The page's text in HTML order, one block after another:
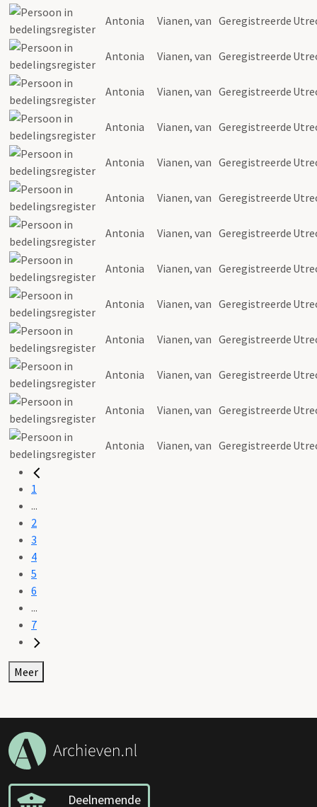
Antonia Vianen, van Geregistreerde
Antonia Vianen, van Geregistreerde
Antonia Vianen, van Geregistreerde
Antonia Vianen, van Geregistreerde
Antonia Vianen, van Geregistreerde
Antonia Vianen, van Geregistreerde
Antonia Vianen, van Geregistreerde
Antonia Vianen, van Geregistreerde
Antonia Vianen, van Geregistreerde
Antonia Vianen, van Geregistreerde
Antonia Vianen, van Geregistreerde
Antonia Vianen, van Geregistreerde
Antonia Vianen, van Geregistreerde
1
...
2
3
4
5
6
...
7
Meer
Deelnemende